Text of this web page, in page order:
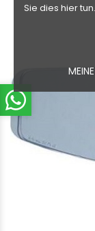
Sie dies hier tun.